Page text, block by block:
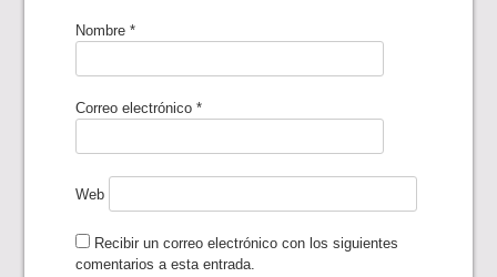
Nombre*
Correo electrónico*
Web
Recibir un correo electrónico con los siguientes
comentarios a esta entrada.